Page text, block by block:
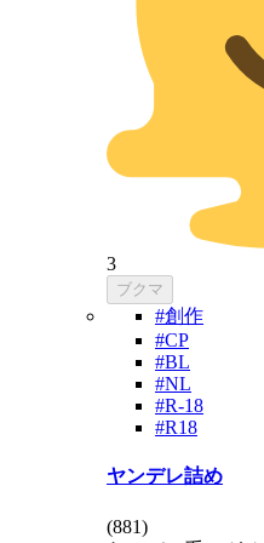
3
ブクマ
#創作
#CP
#BL
#NL
#R-18
#R18
ヤンデレ詰め
(881)